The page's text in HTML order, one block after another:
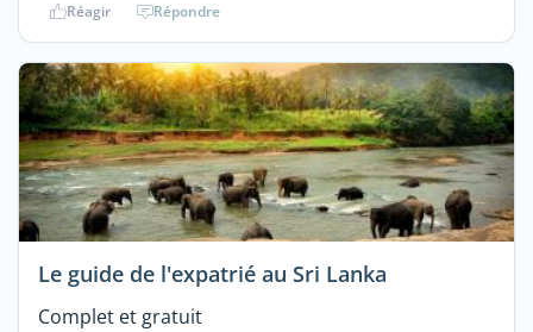
Réagir Répondre
Le guide de l'expatrié au Sri Lanka
Complet et gratuit